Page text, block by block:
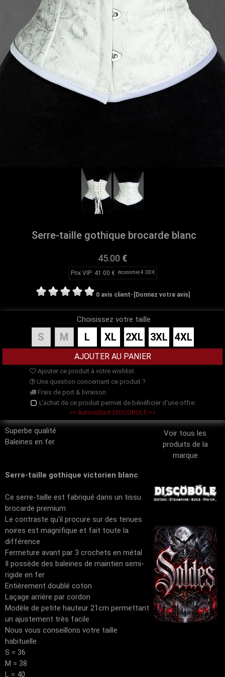
Serre-taille gothique brocarde blanc
45.00 €
Prix VIP: 41.00 € économie 4.00 €
0 avis client- [Donnez votre avis]
Choisissez votre taille
S M L XL 2XL 3XL 4XL
Ajouter ce produit à votre wishlist.
Une question concernant ce produit ?
Frais de port & livraison
L'achat de ce produit permet de bénéficier d'une offre:
>> Autocollant DISCOBOLE <<
Voir tous les
produits de la
marque
Superbe qualité
Baleines en fer
Serre-taille gothique victorien blanc
Ce serre-taille est fabriqué dans un tissu
brocarde premium
Le contraste qu'il procure sur des tenues
noires est magnifique et fait toute la
différence
Fermeture avant par 3 crochets en métal
Il possède des baleines de maintien semi-
rigide en fer
Entièrement doublé coton
Laçage arrière par cordon
Modèle de petite hauteur 21cm permettant
un ajustement très facile
Nous vous conseillons votre taille
habituelle
S = 36
M = 38
L = 40